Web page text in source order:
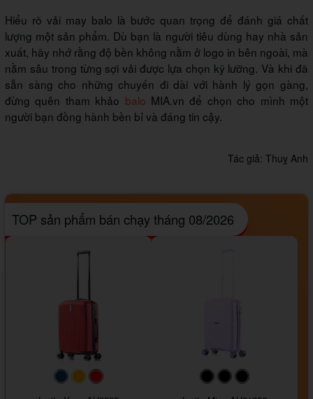
Hiểu rõ vải may balo là bước quan trọng để đánh giá chất
lượng một sản phẩm. Dù bạn là người tiêu dùng hay nhà sản
xuất, hãy nhớ rằng độ bền không nằm ở logo in bên ngoài, mà
nằm sâu trong từng sợi vải được lựa chọn kỹ lưỡng. Và khi đã
sẵn sàng cho những chuyến đi dài với hành lý gọn gàng,
đừng quên tham khảo balo MIA.vn để chọn cho mình một
người bạn đồng hành bền bỉ và đáng tin cậy.
Tác giả: Thuỵ Anh
TOP sản phẩm bán chạy tháng 08/2026
#093f69#ffa500 #000000#000000